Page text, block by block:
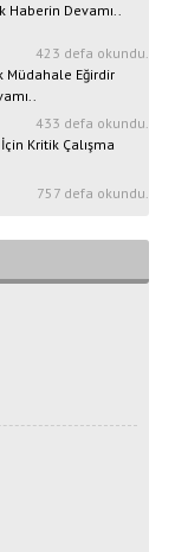
Haberin Devamı..
423 defa okundu.
Müdahale Eğirdir
433 defa okundu.
Kritik Çalışma
757 defa okundu.